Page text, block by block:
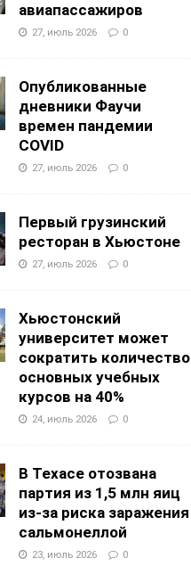
авиапассажиров
27, июль 2026 0
Опубликованные
дневники Фаучи
времен пандемии
COVID
27, июль 2026 0
Первый грузинский
ресторан в Хьюстоне
27, июль 2026 0
Хьюстонский
университет может
сократить количество
основных учебных
курсов на 40%
24, июль 2026 0
В Техасе отозвана
партия из 1,5 млн яиц
из-за риска заражения
сальмонеллой
23, июль 2026 0